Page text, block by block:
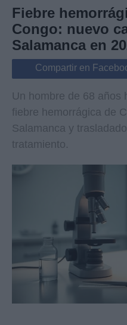
Internacional
Viajes
Fiebre
Congo: nuevo
Salamanca en
Compartir en
Un hombre de 68 años
fiebre hemorrágica de
Salamanca y
tratamiento.